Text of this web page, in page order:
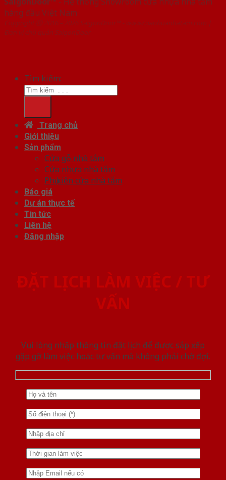
hàng đầu Việt Nam
Copyright ⓒ 2016 – 2026 SaigonDoor™ - www.cuanhuanhatam.com |
Đơn vị chủ quản SaigonDoor
Tìm kiếm:
Trang chủ
Giới thiệu
Sản phẩm
Cửa gỗ nhà tắm
Cửa nhựa nhà tắm
Phụ kiện cửa nhà tắm
Báo giá
Dự án thực tế
Tin tức
Liên hệ
Đăng nhập
ĐẶT LỊCH LÀM VIỆC / TƯ
VẤN
Vui lòng nhập thông tin đặt lịch để được sắp xếp
gặp gỡ làm việc hoăc tư vấn mà không phải chờ đợi.